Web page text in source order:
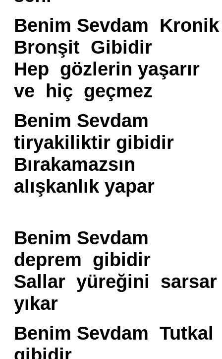
Benim Sevdam Kronik
Bronşit Gibidir
Hep gözlerin yaşarır
ve hiç geçmez
Benim Sevdam
tiryakiliktir gibidir
Bırakamazsın
alışkanlık yapar
Benim Sevdam
deprem gibidir
Sallar yüreğini sarsar
yıkar
Benim Sevdam Tutkal